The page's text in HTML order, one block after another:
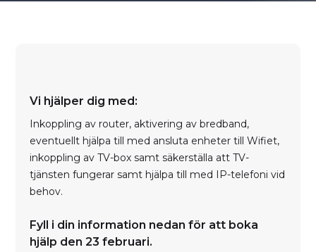
Vi hjälper dig med:
Inkoppling av router, aktivering av bredband,
eventuellt hjälpa till med ansluta enheter till Wifiet,
inkoppling av TV-box samt säkerställa att TV-
tjänsten fungerar samt hjälpa till med IP-telefoni vid
behov.
Fyll i din information nedan för att boka
hjälp den 23 februari.